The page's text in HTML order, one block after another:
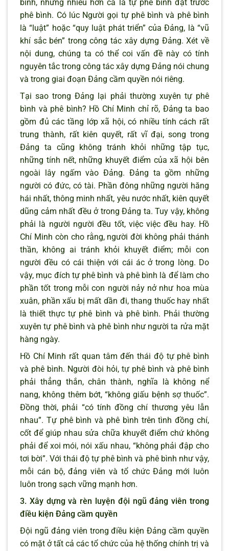
bình, nhưng nhiều hơn cả là tự phê bình đặt trước
phê bình. Có lúc Người gọi tự phê bình và phê bình
là “luật” hoặc “quy luật phát triển” của Đảng, là “vũ
khí sắc bén” trong công tác xây dựng Đảng. Xét về
nội dung, chúng ta có thể coi vấn đề này có tính
nguyên tắc trong công tác xây dựng Đảng nói chung
và trong giai đoạn Đảng cầm quyền nói riêng.
Tại sao trong Đảng lại phải thường xuyên tự phê
bình và phê bình? Hồ Chí Minh chỉ rõ, Đảng ta bao
gồm đủ các tầng lớp xã hội, có nhiều tính cách rất
trung thành, rất kiên quyết, rất vĩ đại, song trong
Đảng ta cũng không tránh khỏi những tập tục,
những tính nết, những khuyết điểm của xã hội bên
ngoài lây ngấm vào Đảng. Đảng ta gồm những
người có đức, có tài. Phần đông những người hăng
hái nhất, thông minh nhất, yêu nước nhất, kiên quyết
dũng cảm nhất đều ở trong Đảng ta. Tuy vậy, không
phải là người người đều tốt, việc việc đều hay. Hồ
Chí Minh còn cho rằng, người đời không phải thánh
thần, không ai tránh khỏi khuyết điểm; mỗi con
người đều có cái thiện với cái ác ở trong lòng. Do
vậy, mục đích tự phê bình và phê bình là để làm cho
phần tốt trong mỗi con người nảy nở như hoa mùa
xuân, phần xấu bị mất dần đi, thang thuốc hay nhất
là thiết thực tự phê bình và phê bình. Phải thường
xuyên tự phê bình và phê bình như người ta rửa mặt
hàng ngày.
Hồ Chí Minh rất quan tâm đến thái độ tự phê bình
và phê bình. Người đòi hỏi, tự phê bình và phê bình
phải thẳng thắn, chân thành, nghĩa là không nể
nang, không thêm bớt, “không giấu bệnh sợ thuốc”.
Đồng thời, phải “có tính đồng chí thương yêu lẫn
nhau”. Tự phê bình và phê bình trên tình đồng chí,
cốt để giúp nhau sửa chữa khuyết điểm chứ không
phải để xoi mói, nói xấu nhau, “không phải đập cho
tơi bời”. Với thái độ tự phê bình và phê bình như vậy,
mỗi cán bộ, đảng viên và tổ chức Đảng mới luôn
luôn trong sạch vững mạnh hơn.
3. Xây dựng và rèn luyện đội ngũ đảng viên trong
điều kiện Đảng cầm quyền
Đội ngũ đảng viên trong điều kiện Đảng cầm quyền
có mặt ở tất cả các tổ chức của hệ thống chính trị và